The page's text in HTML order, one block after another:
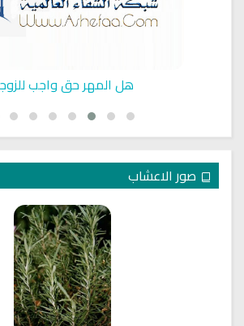
هل المهر حق واجب
صور الاعشاب